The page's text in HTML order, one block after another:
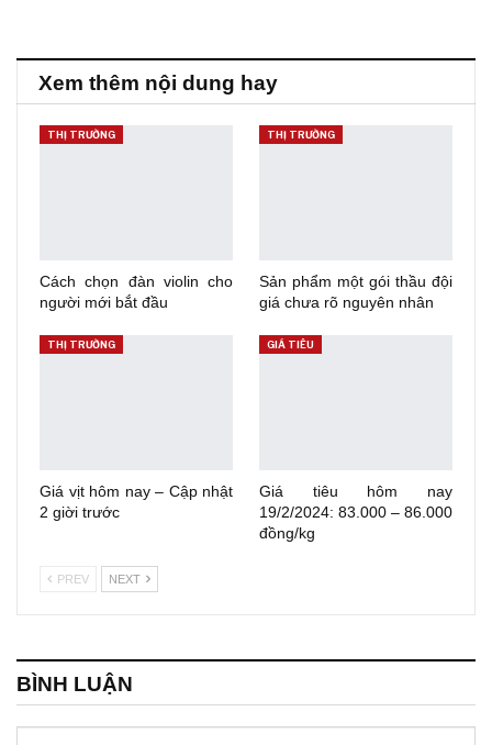
Xem thêm nội dung hay
THỊ TRƯỜNG
Cách chọn đàn violin cho
người mới bắt đầu
THỊ TRƯỜNG
Sản phẩm một gói thầu đội
giá chưa rõ nguyên nhân
THỊ TRƯỜNG
Giá vịt hôm nay – Cập nhật
2 giời trước
GIÁ TIÊU
Giá tiêu hôm nay
19/2/2024: 83.000 – 86.000
đồng/kg
PREV NEXT
BÌNH LUẬN